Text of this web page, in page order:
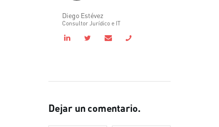
Diego Estévez
Consultor Jurídico e IT
Dejar un comentario.